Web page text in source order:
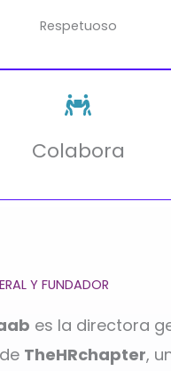
Respetuoso
Colabora
Y FUNDADOR
es la directora
TheHRchapter,